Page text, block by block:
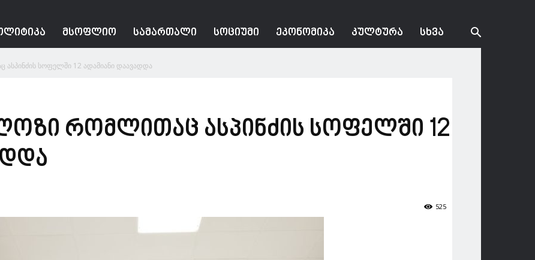
ᲛᲡᲝᲤᲚᲘᲝ ᲡᲐᲛᲐᲠᲗᲐᲚᲘ ᲡᲝᲪᲘᲣᲛᲘ ᲔᲙᲝᲜᲝᲛᲘᲙᲐ ᲙᲣᲚᲢᲣᲠᲐ ᲡᲮᲕᲐ
სოფელში 12 ადამიანი დაავადდა
რომლითაც ასპინძის სოფელში 12
525